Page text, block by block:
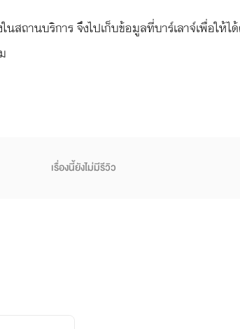
ถานบริการ จึงไปเก็บข้อมูลที่บาร์เลาจ์เพื่อให้ไ
เรื่องนี้ยังไม่มีรีวิว